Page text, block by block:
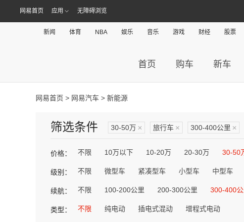
网易首页 应用 无障碍浏览
新闻 体育 NBA 娱乐 音乐 游戏 财经 股票
首页 购车 新车
网易首页 > 网易汽车 > 新能源
筛选条件 30-50万 × 旅行车 × 300-400公里 ×
价格： 不限 10万以下 10-20万 20-30万 30-50
级别： 不限 微型车 紧凑型车 小型车 中型车
续航： 不限 100-200公里 200-300公里 300-400
类型： 不限 纯电动 插电式混动 增程式电动